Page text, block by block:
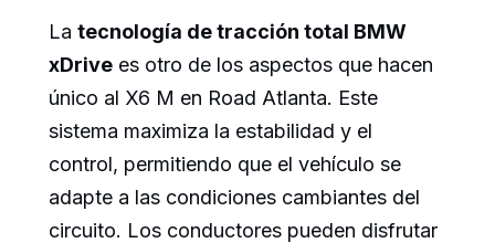
La tecnología de tracción total BMW
xDrive es otro de los aspectos que hacen
único al X6 M en Road Atlanta. Este
sistema maximiza la estabilidad y el
control, permitiendo que el vehículo se
adapte a las condiciones cambiantes del
circuito. Los conductores pueden disfrutar